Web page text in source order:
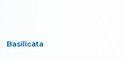
Basilicata